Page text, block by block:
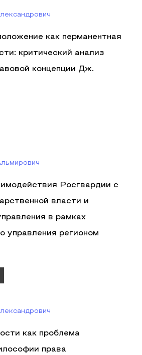
как перманентная
критический анализ
концепции Дж.
Росгвардии с
власти и
в рамках
управления регионом
как проблема
права